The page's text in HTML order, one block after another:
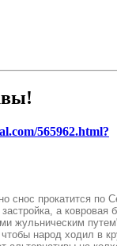
565962.html?
снос прокатится по
а ковровая
жульническим
народ ходил в